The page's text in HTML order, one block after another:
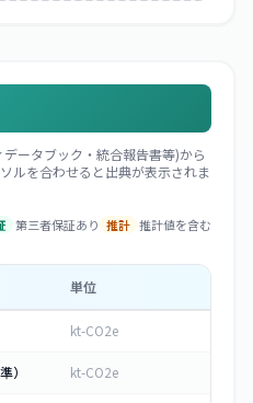
ータブック・統合報告書等)から
ルを合わせると出典が表示されま
第三者保証あり 推計 推計値を含む
単位
kt-CO2e
） kt-CO2e